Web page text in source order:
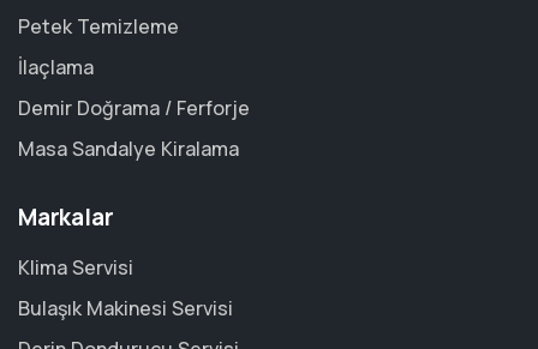
Petek Temizleme
İlaçlama
Demir Doğrama / Ferforje
Masa Sandalye Kiralama
Markalar
Klima Servisi
Bulaşık Makinesi Servisi